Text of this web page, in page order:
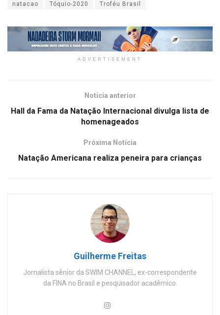
natacao Tóquio-2020 Troféu Brasil
ADVERTISEMENT
Notícia anterior
Hall da Fama da Natação Internacional divulga lista de
homenageados
Próxima Notícia
Natação Americana realiza peneira para crianças
Guilherme Freitas
Jornalista sênior da SWIM CHANNEL, ex-correspondente
da FINA no Brasil e pesquisador acadêmico.